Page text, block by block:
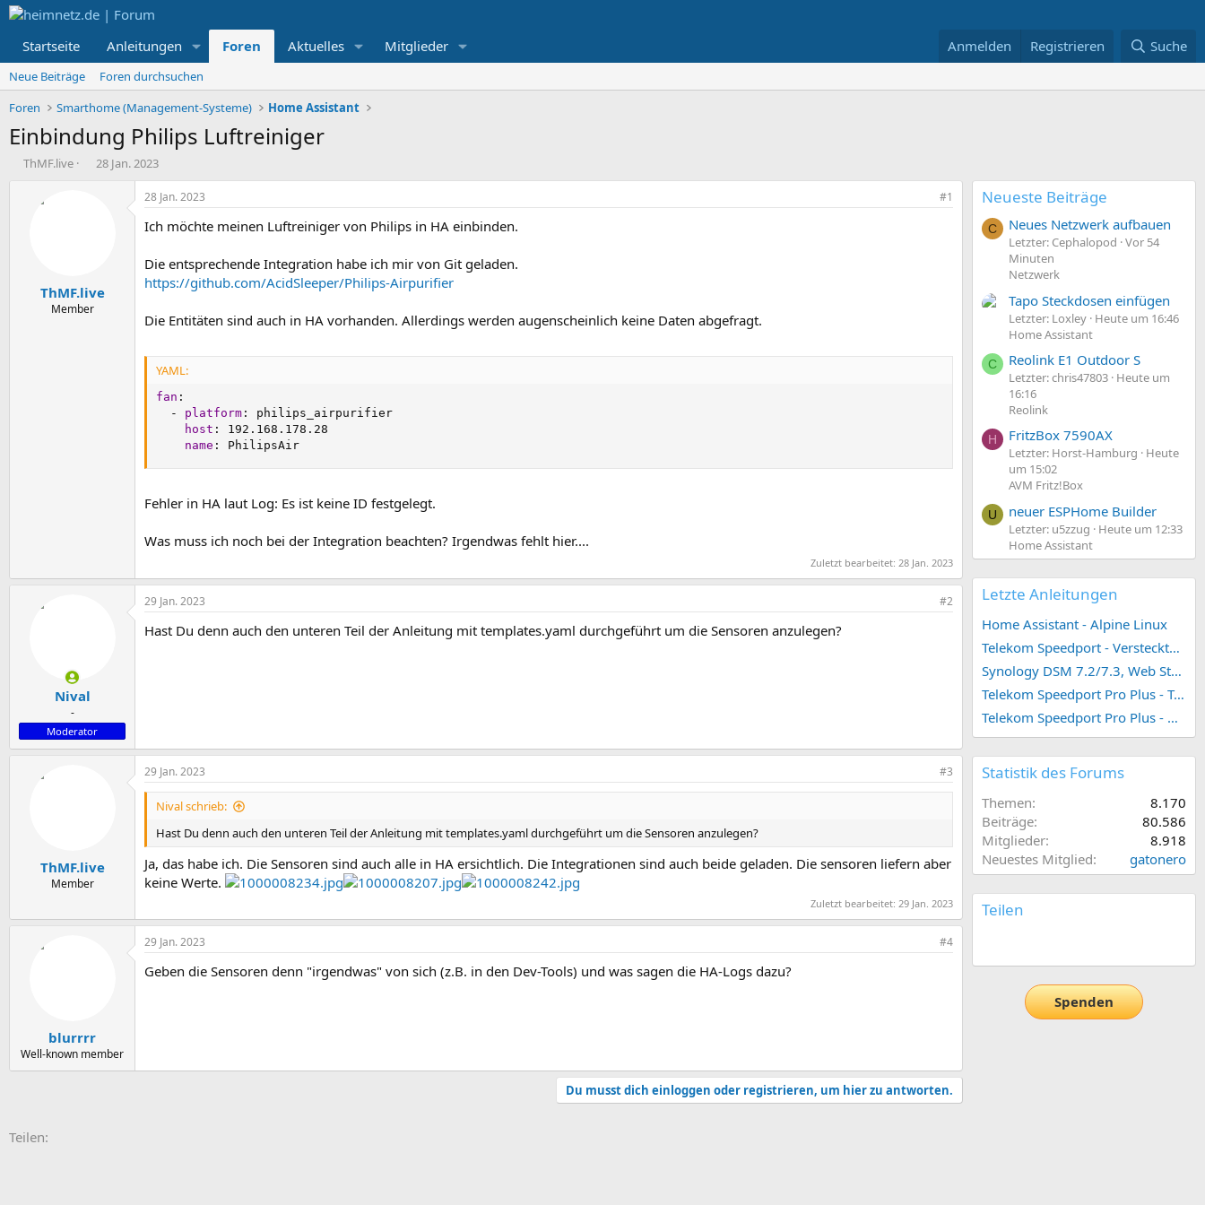
Startseite Anleitungen Foren Aktuelles Mitglieder Anmelden Registrieren Suche
Neue Beiträge
Foren durchsuchen
Foren
Smarthome (Management-Systeme) Home Assistant
Einbindung Philips Luftreiniger
E
ThMF.live
E
a
28 Jan. 2023
ThMF.live
Member
28 Jan. 2023 #1
Ich möchte meinen Luftreiniger von Philips in HA einbinden.
Die entsprechende Integration habe ich mir von Git geladen.
https://github.com/AcidSleeper/Philips-Airpurifier
Die Entitäten sind auch in HA vorhanden. Allerdings werden augenscheinlich keine Daten abgefragt.
YAML:
fan :
-
platform :
philips_airpurifier
host :
192.168.178.28
name : PhilipsAir
Fehler in HA laut Log: Es ist keine ID festgelegt.
Was muss ich noch bei der Integration beachten? Irgendwas fehlt hier....
Zuletzt bearbeitet: 28 Jan. 2023
Nival
-
Moderator
29 Jan. 2023 #2
Hast Du denn auch den unteren Teil der Anleitung mit templates.yaml durchgeführt um die Sensoren anzulegen?
ThMF.live
Member
29 Jan. 2023 #3
Nival schrieb:
Hast Du denn auch den unteren Teil der Anleitung mit templates.yaml durchgeführt um die Sensoren anzulegen?
Ja, das habe ich. Die Sensoren sind auch alle in HA ersichtlich. Die Integrationen sind auch beide geladen. Die sensoren liefern aber
keine Werte.
Zuletzt bearbeitet: 29 Jan. 2023
blurrrr
Well-known member
29 Jan. 2023 #4
Geben die Sensoren denn "irgendwas" von sich (z.B. in den Dev-Tools) und was sagen die HA-Logs dazu?
Du musst dich einloggen oder registrieren, um hier zu antworten.
Teilen:
Neueste Beiträge
C Neues Netzwerk aufbauen
Letzter: Cephalopod Vor 54
Minuten
Netzwerk
Tapo Steckdosen einfügen
Letzter: Loxley Heute um 16:46
Home Assistant
C Reolink E1 Outdoor S
Letzter: chris47803 Heute um
16:16
Reolink
H FritzBox 7590AX
Letzter: Horst-Hamburg
Heute
um 15:02
AVM Fritz!Box
U neuer ESPHome Builder
Letzter: u5zzug
Heute um 12:33
Home Assistant
Letzte Anleitungen
Home Assistant - Alpine Linux
Telekom Speedport - Versteckte Konfigurationen
Synology DSM 7.2/7.3, Web Station 4, Webdienst und Webportal erstellen (ehemals vHost)
Telekom Speedport Pro Plus - Telefonie einrichten
Telekom Speedport Pro Plus - Netzwerk einrichten
Statistik des Forums
Themen
8.170
Beiträge
80.586
Mitglieder
8.918
Neuestes Mitglied
gatonero
Teilen
Spenden